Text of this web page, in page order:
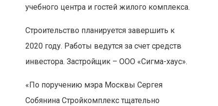
учебного центра и гостей жилого комплекса.
Строительство планируется завершить к
2020 году. Работы ведутся за счет средств
инвестора. Застройщик – ООО «Сигма-хаус».
«По поручению мэра Москвы Сергея
Собянина Стройкомплекс тщательно